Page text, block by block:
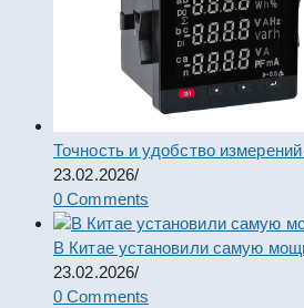
Точность и удобство
23.02.2026/
0 Comments
В Китае установили самую
23.02.2026/
0 Comments